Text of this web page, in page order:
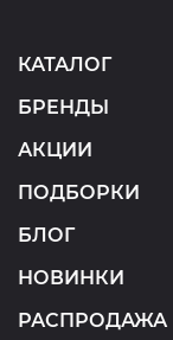
КАТАЛОГ
БРЕНДЫ
АКЦИИ
ПОДБОРКИ
БЛОГ
НОВИНКИ
РАСПРОДАЖА